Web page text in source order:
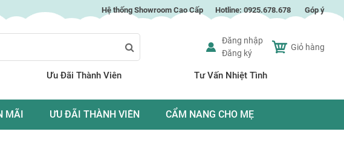
Hệ thống Showroom Cao Cấp Hotline: 0925.678.678 Góp ý
Search
Đăng nhập
Đăng ký
Giỏ hàng
Ưu Đãi Thành Viên Tư Vấn Nhiệt Tình
MÃI ƯU ĐÃI THÀNH VIÊN CẨM NANG CHO MẸ